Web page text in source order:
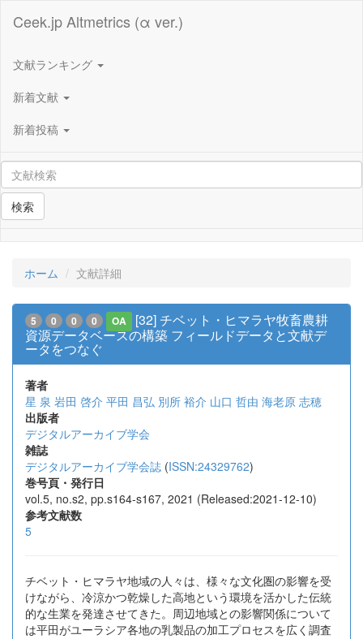
Ceek.jp Altmetrics (α ver.)
文献ランキング
新着文献
新着投稿
検索
ホーム 文献詳細
5 0 0 0 OA
[32] チベット・ヒマラヤ牧畜農耕
資源データベースの構築 フィールドデータと文献デ
ータをつなぐ
著者
星 泉 岩田 啓介 平田 昌弘 別所 裕介 山口 哲由 海老原 志穂
出版者
デジタルアーカイブ学会
雑誌
デジタルアーカイブ学会誌 (ISSN:24329762)
巻号頁・発行日
vol.5, no.s2, pp.s164-s167, 2021 (Released:2021-12-10)
参考文献数
5
チベット・ヒマラヤ地域の人々は、様々な文化圏の影響を受
けながら、冷涼かつ乾燥した高地という環境を活かした伝統
的な生業を発達させてきた。周辺地域との影響関係について
は平田がユーラシア各地の乳製品の加工プロセスを広く調査